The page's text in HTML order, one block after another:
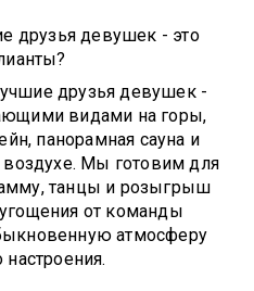
друзья девушек - это
друзья девушек -
видами на горы,
панорамная сауна и
Мы готовим для
танцы и розыгрыш
от команды
атмосферу
настроения.